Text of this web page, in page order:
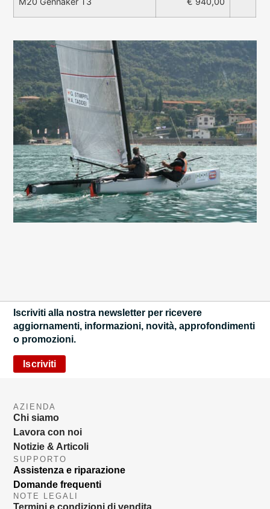
Iscriviti alla nostra newsletter per ricevere
aggiornamenti, informazioni, novità, approfondimenti
o promozioni.
Iscriviti
AZIENDA
Chi siamo
Lavora con noi
Notizie & Articoli
SUPPORTO
Assistenza e riparazione
Domande frequenti
NOTE LEGALI
Termini e condizioni di vendita